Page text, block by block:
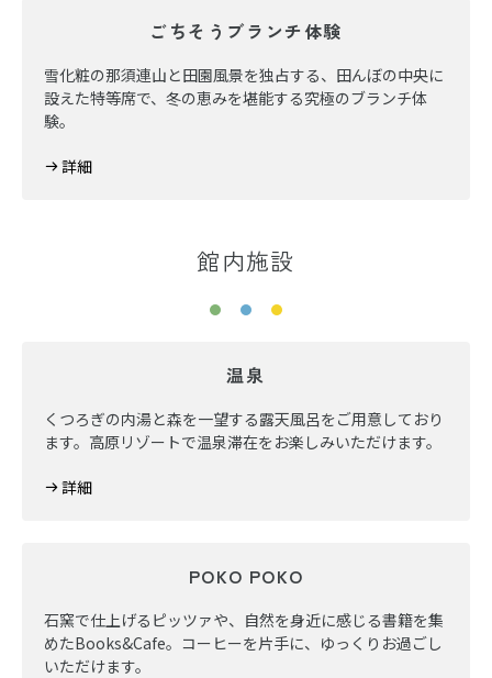
ごちそうブランチ体験
雪化粧の那須連山と田園風景を独占する、田んぼの中央に
設えた特等席で、冬の恵みを堪能する究極のブランチ体
験。
詳細
館内施設
温泉
くつろぎの内湯と森を一望する露天風呂をご用意しており
ます。高原リゾートで温泉滞在をお楽しみいただけます。
詳細
POKO POKO
石窯で仕上げるピッツァや、自然を身近に感じる書籍を集
めたBooks&Cafe。コーヒーを片手に、ゆっくりお過ごし
いただけます。